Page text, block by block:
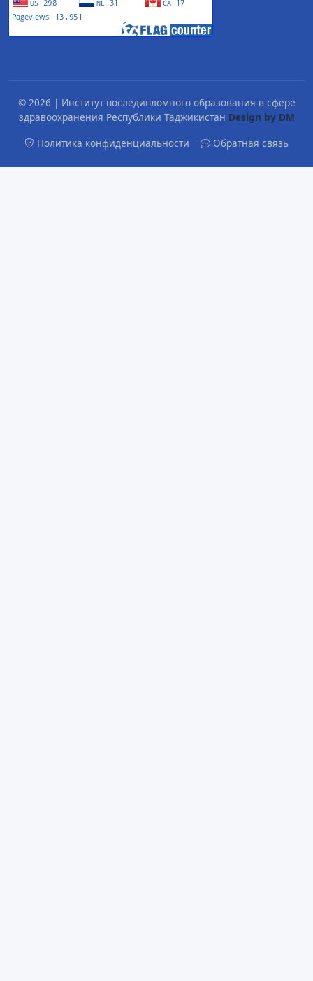
© 2026 | Институт последипломного образования в сфере
здравоохранения Республики Таджикистан Design by DM
Политика конфиденциальности
Обратная связь